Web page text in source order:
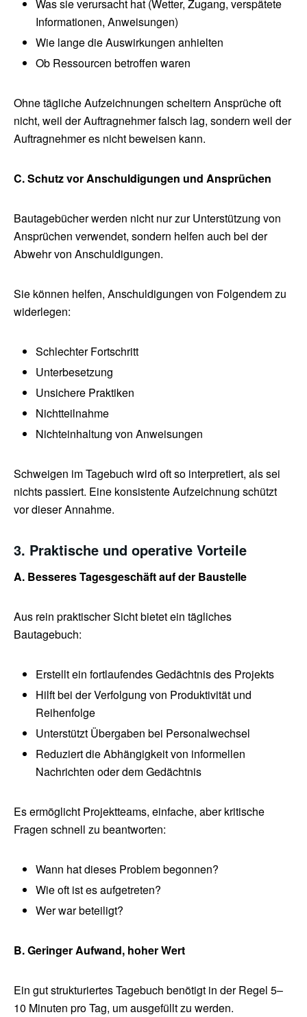
Was sie verursacht hat (Wetter, Zugang, verspätete
Informationen, Anweisungen)
Wie lange die Auswirkungen anhielten
Ob Ressourcen betroffen waren
Ohne tägliche Aufzeichnungen scheitern Ansprüche oft
nicht, weil der Auftragnehmer falsch lag, sondern weil der
Auftragnehmer es nicht beweisen kann.
C. Schutz vor Anschuldigungen und Ansprüchen
Bautagebücher werden nicht nur zur Unterstützung von
Ansprüchen verwendet, sondern helfen auch bei der
Abwehr von Anschuldigungen.
Sie können helfen, Anschuldigungen von Folgendem zu
widerlegen:
Schlechter Fortschritt
Unterbesetzung
Unsichere Praktiken
Nichtteilnahme
Nichteinhaltung von Anweisungen
Schweigen im Tagebuch wird oft so interpretiert, als sei
nichts passiert. Eine konsistente Aufzeichnung schützt
vor dieser Annahme.
3. Praktische und operative Vorteile
A. Besseres Tagesgeschäft auf der Baustelle
Aus rein praktischer Sicht bietet ein tägliches
Bautagebuch:
Erstellt ein fortlaufendes Gedächtnis des Projekts
Hilft bei der Verfolgung von Produktivität und
Reihenfolge
Unterstützt Übergaben bei Personalwechsel
Reduziert die Abhängigkeit von informellen
Nachrichten oder dem Gedächtnis
Es ermöglicht Projektteams, einfache, aber kritische
Fragen schnell zu beantworten:
Wann hat dieses Problem begonnen?
Wie oft ist es aufgetreten?
Wer war beteiligt?
B. Geringer Aufwand, hoher Wert
Ein gut strukturiertes Tagebuch benötigt in der Regel 5–
10 Minuten pro Tag, um ausgefüllt zu werden.